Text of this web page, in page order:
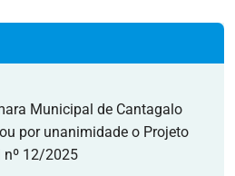
Municipal de Cantagalo
por unanimidade o Projeto
nº 12/2025